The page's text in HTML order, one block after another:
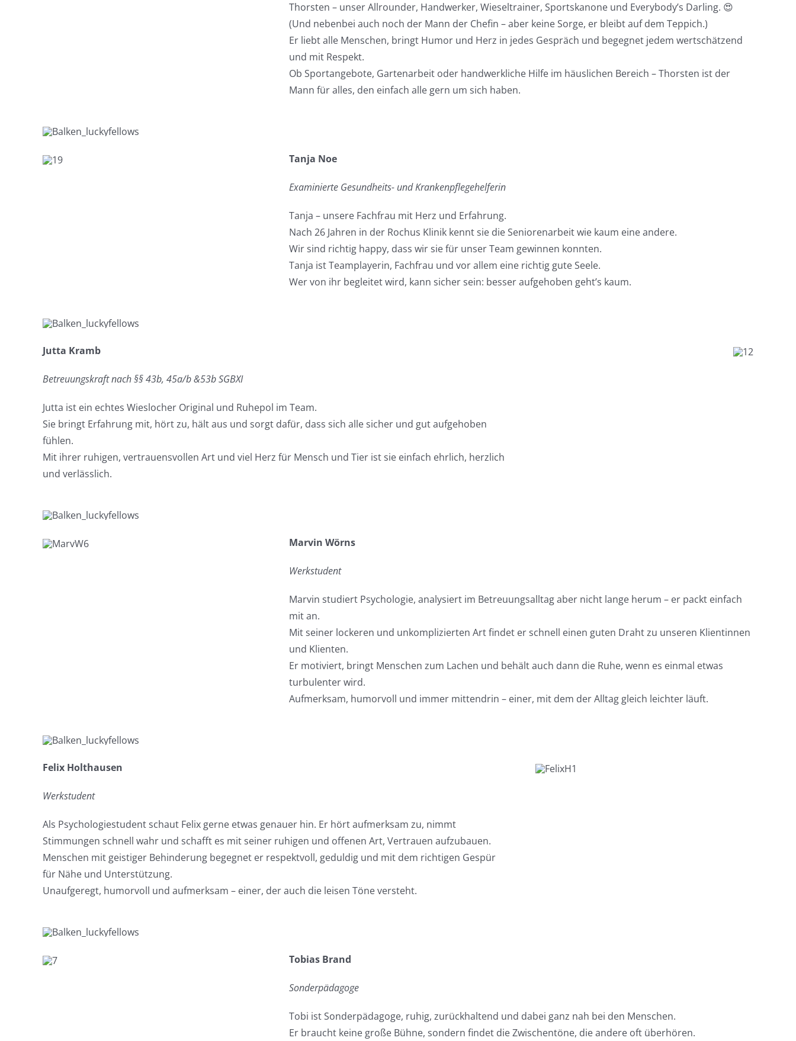
Thorsten – unser Allrounder, Handwerker, Wieseltrainer, Sportskanone und Everybody’s Darling. 😍
(Und nebenbei auch noch der Mann der Chefin – aber keine Sorge, er bleibt auf dem Teppich.)
Er liebt alle Menschen, bringt Humor und Herz in jedes Gespräch und begegnet jedem wertschätzend
und mit Respekt.
Ob Sportangebote, Gartenarbeit oder handwerkliche Hilfe im häuslichen Bereich – Thorsten ist der
Mann für alles, den einfach alle gern um sich haben.
Tanja Noe
Examinierte Gesundheits- und Krankenpflegehelferin
Tanja – unsere Fachfrau mit Herz und Erfahrung.
Nach 26 Jahren in der Rochus Klinik kennt sie die Seniorenarbeit wie kaum eine andere.
Wir sind richtig happy, dass wir sie für unser Team gewinnen konnten.
Tanja ist Teamplayerin, Fachfrau und vor allem eine richtig gute Seele.
Wer von ihr begleitet wird, kann sicher sein: besser aufgehoben geht’s kaum.
Jutta Kramb
Betreuungskraft nach §§ 43b, 45a/b &53b SGBXI
Jutta ist ein echtes Wieslocher Original und Ruhepol im Team.
Sie bringt Erfahrung mit, hört zu, hält aus und sorgt dafür, dass sich alle sicher und gut aufgehoben
fühlen.
Mit ihrer ruhigen, vertrauensvollen Art und viel Herz für Mensch und Tier ist sie einfach ehrlich, herzlich
und verlässlich.
Marvin Wörns
Werkstudent
Marvin studiert Psychologie, analysiert im Betreuungsalltag aber nicht lange herum – er packt einfach
mit an.
Mit seiner lockeren und unkomplizierten Art findet er schnell einen guten Draht zu unseren Klientinnen
und Klienten.
Er motiviert, bringt Menschen zum Lachen und behält auch dann die Ruhe, wenn es einmal etwas
turbulenter wird.
Aufmerksam, humorvoll und immer mittendrin – einer, mit dem der Alltag gleich leichter läuft.
Felix Holthausen
Werkstudent
Als Psychologiestudent schaut Felix gerne etwas genauer hin. Er hört aufmerksam zu, nimmt
Stimmungen schnell wahr und schafft es mit seiner ruhigen und offenen Art, Vertrauen aufzubauen.
Menschen mit geistiger Behinderung begegnet er respektvoll, geduldig und mit dem richtigen Gespür
für Nähe und Unterstützung.
Unaufgeregt, humorvoll und aufmerksam – einer, der auch die leisen Töne versteht.
Tobias Brand
Sonderpädagoge
Tobi ist Sonderpädagoge, ruhig, zurückhaltend und dabei ganz nah bei den Menschen.
Er braucht keine große Bühne, sondern findet die Zwischentöne, die andere oft überhören.